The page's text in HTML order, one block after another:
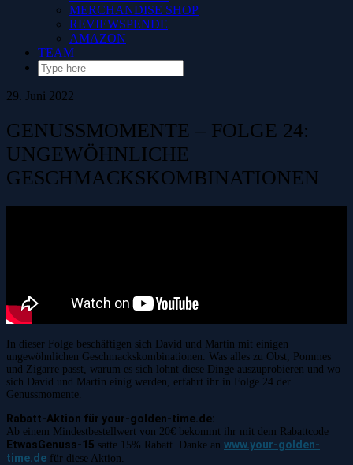
MERCHANDISE SHOP
REVIEWSPENDE
AMAZON
TEAM
29. Juni 2022
GENUSSMOMENTE – FOLGE 24:
UNGEWÖHNLICHE
GESCHMACKSKOMBINATIONEN
In dieser Folge beschäftigen sich David und Martin mit einigen
ungewöhnlichen Geschmackskombinationen. Was alles zu Obst, Pommes
und Zigarre passt, warum es sich lohnt diese Dinge auszuprobieren und wo
sich David und Martin einig werden, erfahrt ihr in Folge 24 der
Genussmomente.
Rabatt-Aktion für your-golden-time.de:
Ab einem Mindestbestellwert von 20€ bekommt ihr mit dem Rabattcode
EtwasGenuss-15 satte 15% Rabatt. Danke an www.your-golden-
time.de für diese Aktion.